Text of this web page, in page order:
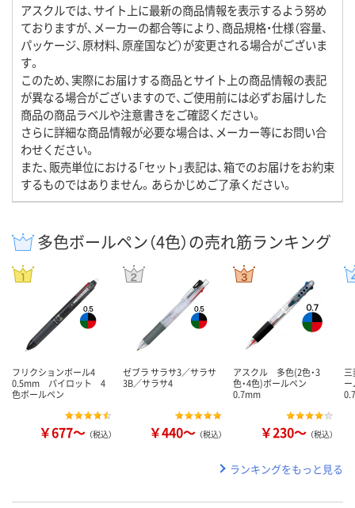
アスクルでは、サイト上に最新の商品情報を表示するよう努め
ておりますが、メーカーの都合等により、商品規格・仕様（容量、
パッケージ、原材料、原産国など）が変更される場合がございま
す。
このため、実際にお届けする商品とサイト上の商品情報の表記
が異なる場合がございますので、ご使用前には必ずお届けした
商品の商品ラベルや注意書きをご確認ください。
さらに詳細な商品情報が必要な場合は、メーカー等にお問い合
わせください。
また、販売単位における「セット」表記は、箱でのお届けをお約束
するものではありません。あらかじめご了承ください。
多色ボールペン（4色）の売れ筋ランキング
フリクションボール4
0.5mm パイロット 4
色ボールペン
￥677～ （税込）
ゼブラ サラサ3／サラサ
3B／サラサ4
￥440～ （税込）
アスクル 多色(2色・3
色・4色)ボールペン
0.7mm
￥230～ （税込）
ランキングをもっと見る